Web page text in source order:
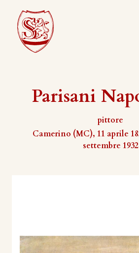
Parisani
pittore
Camerino (MC), 11 aprile
settembre 1932